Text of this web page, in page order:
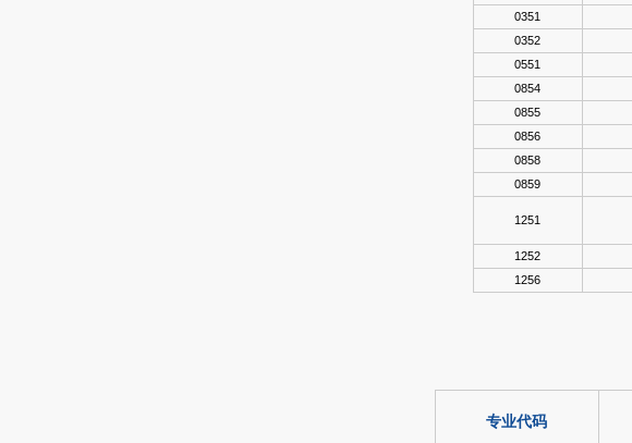
0351
0352
0551
0854
0855
0856
0858
0859
1251
1252
1256
专业代码